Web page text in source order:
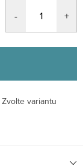
Zvolte variantu